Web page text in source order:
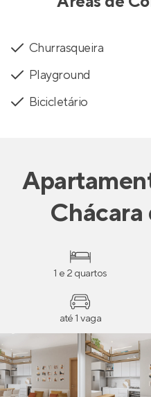
Churrasqueira
Playground
Bicicletário
1 e 2 quartos
até 1 vaga